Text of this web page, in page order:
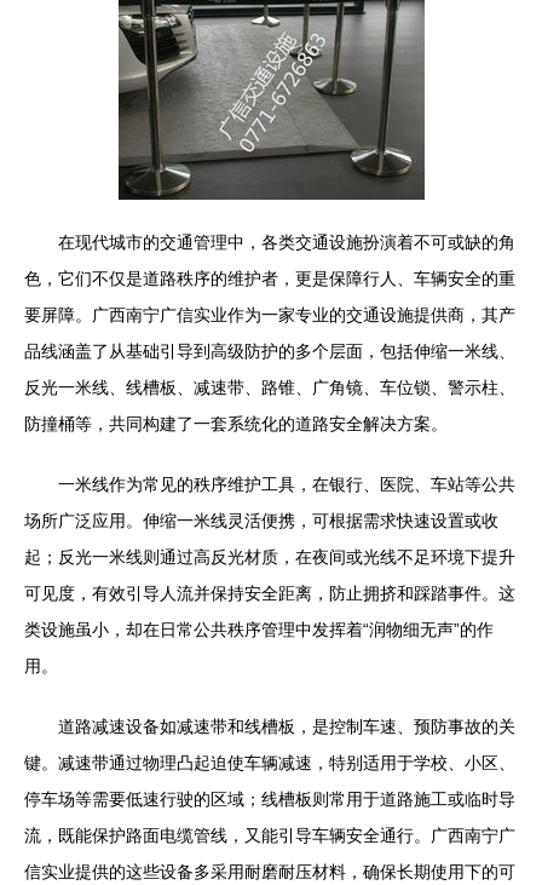
在现代城市的交通管理中，各类交通设施扮演着不可或缺的角
色，它们不仅是道路秩序的维护者，更是保障行人、车辆安全的重
要屏障。广西南宁广信实业作为一家专业的交通设施提供商，其产
品线涵盖了从基础引导到高级防护的多个层面，包括伸缩一米线、
反光一米线、线槽板、减速带、路锥、广角镜、车位锁、警示柱、
防撞桶等，共同构建了一套系统化的道路安全解决方案。
一米线作为常见的秩序维护工具，在银行、医院、车站等公共
场所广泛应用。伸缩一米线灵活便携，可根据需求快速设置或收
起；反光一米线则通过高反光材质，在夜间或光线不足环境下提升
可见度，有效引导人流并保持安全距离，防止拥挤和踩踏事件。这
类设施虽小，却在日常公共秩序管理中发挥着“润物细无声”的作
用。
道路减速设备如减速带和线槽板，是控制车速、预防事故的关
键。减速带通过物理凸起迫使车辆减速，特别适用于学校、小区、
停车场等需要低速行驶的区域；线槽板则常用于道路施工或临时导
流，既能保护路面电缆管线，又能引导车辆安全通行。广西南宁广
信实业提供的这些设备多采用耐磨耐压材料，确保长期使用下的可